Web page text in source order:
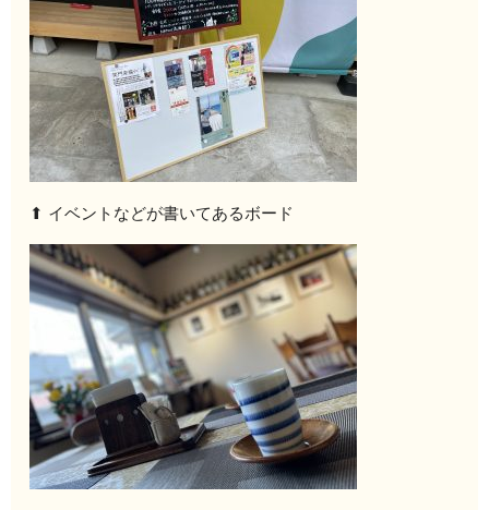
⬆︎ イベントなどが書いてあるボード